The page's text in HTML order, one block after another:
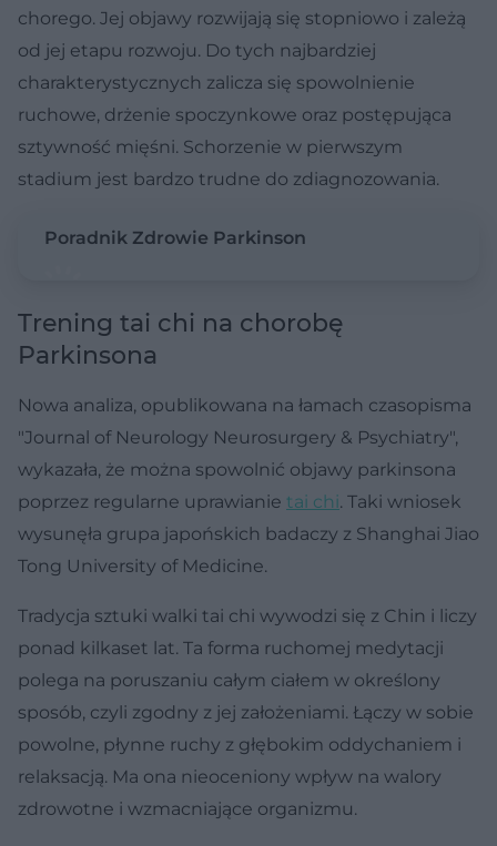
chorego. Jej objawy rozwijają się stopniowo i zależą
od jej etapu rozwoju. Do tych najbardziej
charakterystycznych zalicza się spowolnienie
ruchowe, drżenie spoczynkowe oraz postępująca
sztywność mięśni. Schorzenie w pierwszym
stadium jest bardzo trudne do zdiagnozowania.
Poradnik Zdrowie Parkinson
Trening tai chi na chorobę
Parkinsona
Nowa analiza, opublikowana na łamach czasopisma
"Journal of Neurology Neurosurgery & Psychiatry",
wykazała, że można spowolnić objawy parkinsona
poprzez regularne uprawianie tai chi. Taki wniosek
wysunęła grupa japońskich badaczy z Shanghai Jiao
Tong University of Medicine.
Tradycja sztuki walki tai chi wywodzi się z Chin i liczy
ponad kilkaset lat. Ta forma ruchomej medytacji
polega na poruszaniu całym ciałem w określony
sposób, czyli zgodny z jej założeniami. Łączy w sobie
powolne, płynne ruchy z głębokim oddychaniem i
relaksacją. Ma ona nieoceniony wpływ na walory
zdrowotne i wzmacniające organizmu.